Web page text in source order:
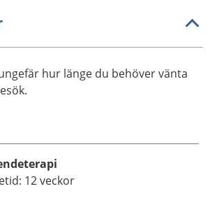
hur länge du behöver vänta
12 veckor